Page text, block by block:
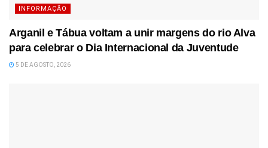
INFORMAÇÃO
Arganil e Tábua voltam a unir margens do rio Alva
para celebrar o Dia Internacional da Juventude
5 DE AGOSTO, 2026